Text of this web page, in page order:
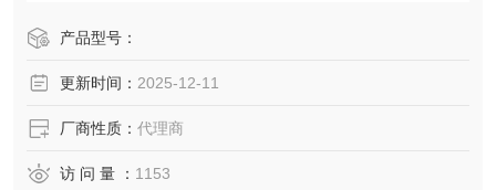
产品型号：
更新时间： 2025-12-11
厂商性质： 代理商
访 问 量 ： 1153